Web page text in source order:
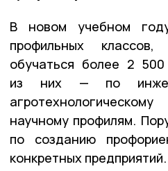
В новом учебном
профильных
обучаться более 2
из них — по
научному профилям.
по созданию
конкретных предприятий.